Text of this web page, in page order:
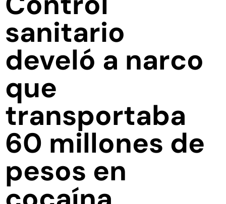
sanitario
develó a narco
que
transportaba
60 millones de
pesos en